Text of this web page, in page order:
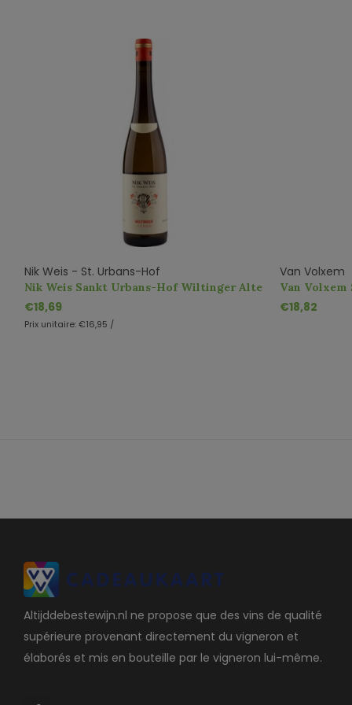
Nik Weis - St. Urbans-Hof
Nik Weis Sankt Urbans-Hof Wiltinger Alte
Reben
€18,69
Prix unitaire:€16,95 /
Van Volxem
Van
€18,82
Altijddebestewijn.nl ne propose que des vins de qualité
supérieure provenant directement du vigneron et
élaborés et mis en bouteille par le vigneron lui-même.